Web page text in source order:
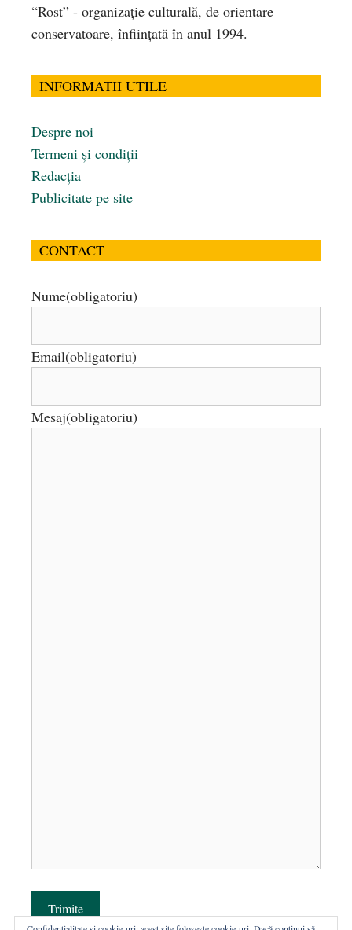
“Rost” - organizaţie culturală, de orientare
conservatoare, înfiinţată în anul 1994.
INFORMATII UTILE
Despre noi
Termeni și condiții
Redacția
Publicitate pe site
CONTACT
Nume(obligatoriu)
Email(obligatoriu)
Mesaj(obligatoriu)
Trimite